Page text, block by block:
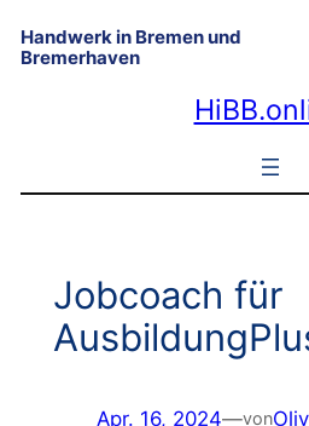
Zum
Inhalt
Handwerk in Bremen und
Bremerhaven
Jobcoach für
Apr. 16, 2024—von